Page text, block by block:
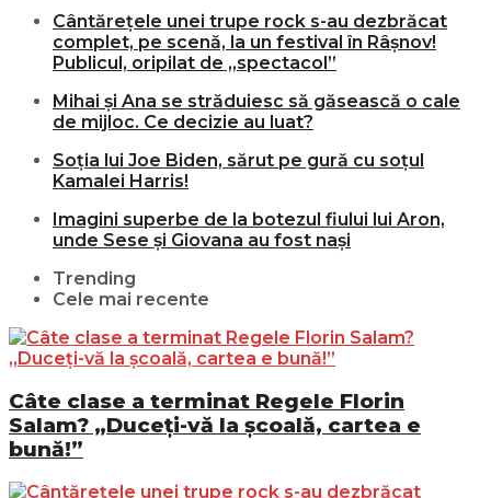
Cântărețele unei trupe rock s-au dezbrăcat
complet, pe scenă, la un festival în Râșnov!
Publicul, oripilat de „spectacol”
Mihai și Ana se străduiesc să găsească o cale
de mijloc. Ce decizie au luat?
Soția lui Joe Biden, sărut pe gură cu soțul
Kamalei Harris!
Imagini superbe de la botezul fiului lui Aron,
unde Sese și Giovana au fost nași
Trending
Cele mai recente
Câte clase a terminat Regele Florin
Salam? „Duceți-vă la școală, cartea e
bună!”